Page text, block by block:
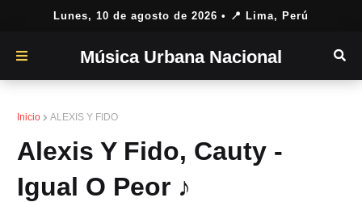
Lunes, 10 de agosto de 2026 • 📍 Lima, Perú
Música Urbana Nacional
Inicio ALEXIS Y FIDO
Alexis Y Fido, Cauty -
Igual O Peor ♪